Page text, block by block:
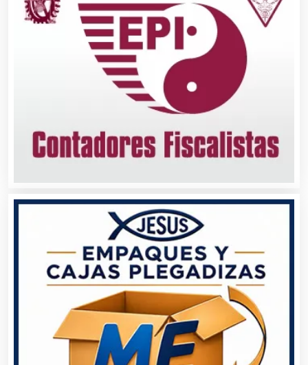
Artículos Publicitarios
Aseguradoras
Asesores Técnicos
Asociaciones Civiles
Asociaciones Empresariales